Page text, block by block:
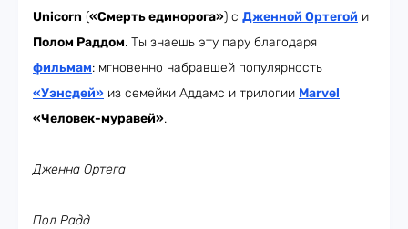
Unicorn («Смерть единорога») с Дженной Ортегой и
Полом Раддом. Ты знаешь эту пару благодаря
фильмам: мгновенно набравшей популярность
«Уэнсдей» из семейки Аддамс и трилогии Marvel
«Человек-муравей».
Дженна Ортега
Пол Радд